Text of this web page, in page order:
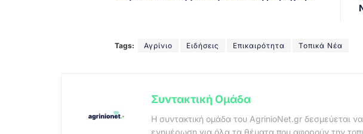
Tags: Αγρίνιο Ειδήσεις Επικαιρότητα Τοπικά Νέα
Συντακτική Ομάδα
Η συντακτική ομάδα του AgrinioNet.gr δεσμεύεται
ενημέρωση για όλα τα θέματα που αφορούν την